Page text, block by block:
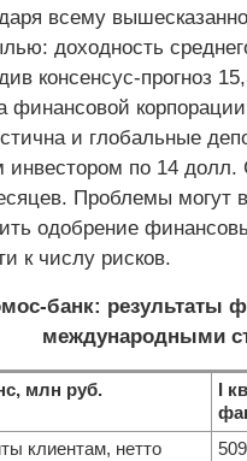
всему
доходность
консенсус-прогноз
финансовой
и глобальные
инвестором по 14
Проблемы могут
одобрение
к числу рисков.
банк: результаты
международными
млн руб.
I
клиентам, нетто